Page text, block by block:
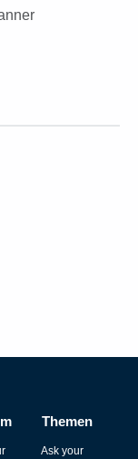
Themen
Ask your